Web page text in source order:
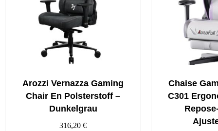
Arozzi Vernazza Gaming
Chair En Polsterstoff –
Dunkelgrau
316,20 €
Chaise
C301